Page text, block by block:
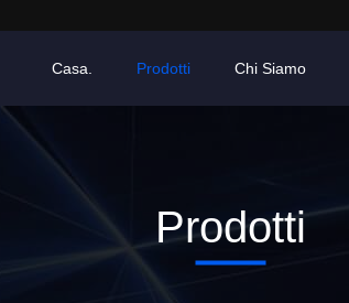
Casa. Prodotti Chi Siamo
Prodotti